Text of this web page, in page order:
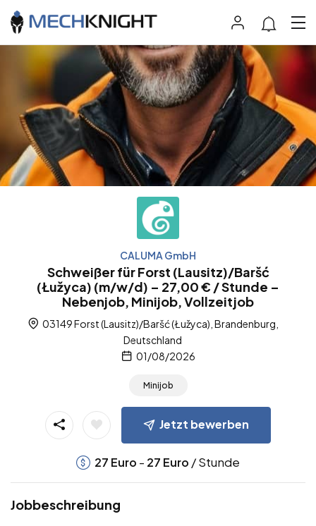
CALUMA GmbH
Schweißer für Forst (Lausitz)/Baršć
(Łužyca) (m/w/d) – 27,00 € / Stunde –
Nebenjob, Minijob, Vollzeitjob
03149 Forst (Lausitz)/Baršć (Łužyca), Brandenburg,
Deutschland
01/08/2026
Minijob
Jetzt bewerben
27 Euro - 27 Euro / Stunde
Jobbeschreibung